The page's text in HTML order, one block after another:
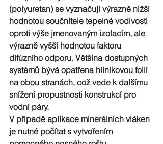
(polyuretan) se vyznačují výrazně nižší
hodnotou součnitele tepelné vodivosti
oproti výše jmenovaným izolacím, ale
výrazně vyšší hodnotou faktoru
difúzního odporu. Většina dostupných
systémů bývá opatřena hliníkovou folií
na obou stranách, což vede k dalšímu
snížení propustnosti konstrukcí pro
vodní páry.
V případě aplikace minerálních vláken
je nutné počítat s vytvořením